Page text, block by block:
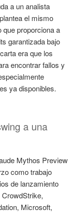
a un analista
el mismo
que proporciona a
garantizada bajo
era que los
encontrar fallos y
ya disponibles.
a una
Mythos Preview
como trabajo
de lanzamiento
Microsoft,